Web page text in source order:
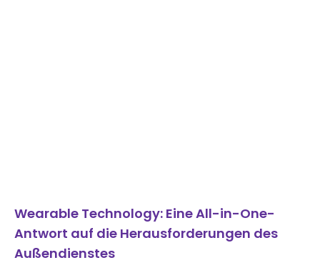
Wearable Technology: Eine All-in-One-
Antwort auf die Herausforderungen des
Außendienstes